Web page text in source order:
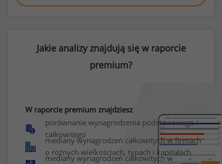
Jakie analizy znajdują się w raporcie
premium?
W raporcie premium znajdziesz
porównanie wynagrodzenia podstawowego i
całkowitego
mediany wynagrodzeń całkowitych w firmach
o różnych wielkościach, typach i kapitałach
mediany wynagrodzeń całkowitych w